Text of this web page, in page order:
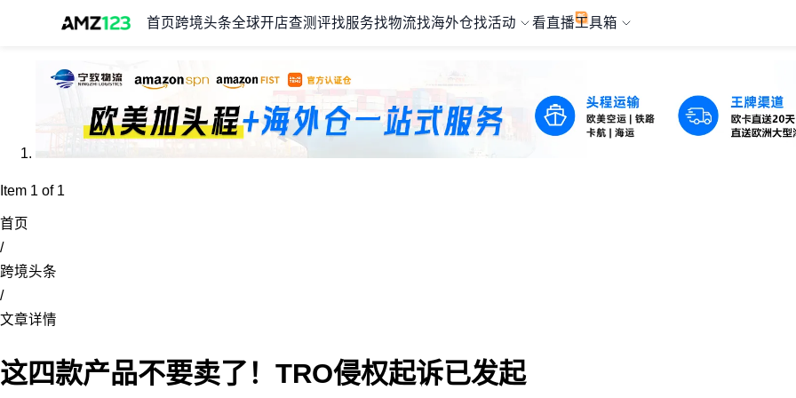
首页 跨境头条全球开店查测评找服务找物流找海外仓找活动 看直播工具箱
Item 1 of 1
首页
/
跨境头条
/
文章详情
这四款产品不要卖了！TRO侵权起诉已发起